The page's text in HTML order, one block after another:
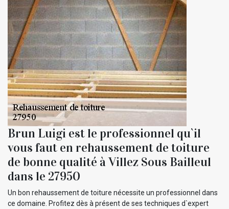
Brun Luigi est le professionnel qu`il
vous faut en rehaussement de toiture
de bonne qualité à Villez Sous Bailleul
dans le 27950
Un bon rehaussement de toiture nécessite un professionnel dans
ce domaine. Profitez dès à présent de ses techniques d`expert